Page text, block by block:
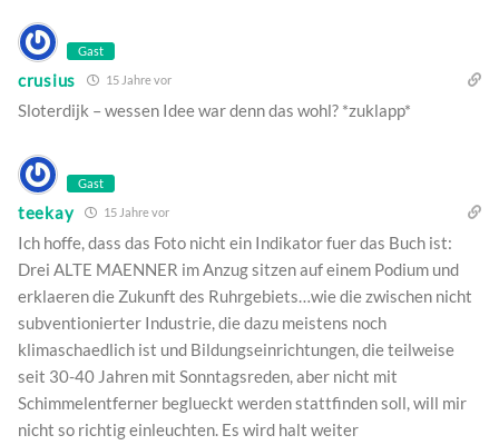
Gast
crusius 15 Jahre vor
Sloterdijk – wessen Idee war denn das wohl? *zuklapp*
Gast
teekay 15 Jahre vor
Ich hoffe, dass das Foto nicht ein Indikator fuer das Buch ist:
Drei ALTE MAENNER im Anzug sitzen auf einem Podium und
erklaeren die Zukunft des Ruhrgebiets…wie die zwischen nicht
subventionierter Industrie, die dazu meistens noch
klimaschaedlich ist und Bildungseinrichtungen, die teilweise
seit 30-40 Jahren mit Sonntagsreden, aber nicht mit
Schimmelentferner beglueckt werden stattfinden soll, will mir
nicht so richtig einleuchten. Es wird halt weiter